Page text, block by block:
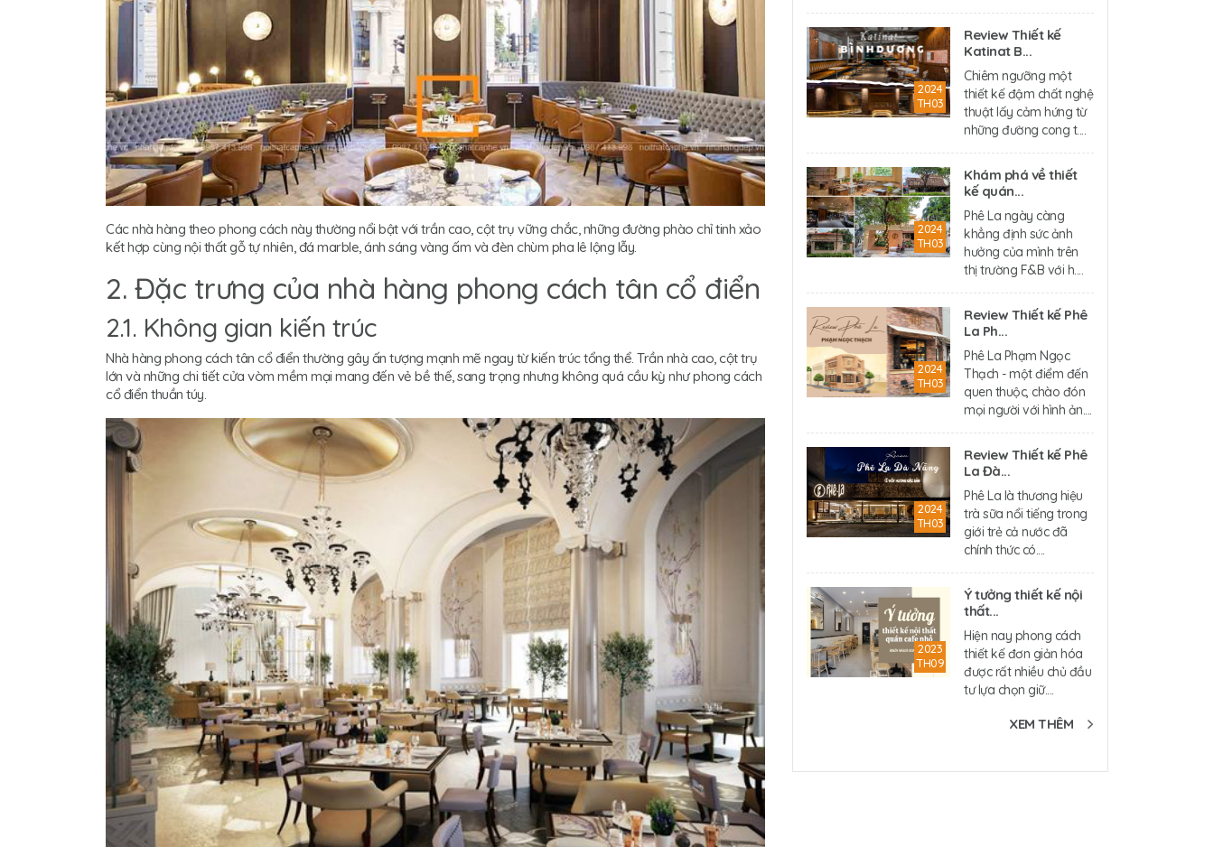
Các nhà hàng theo phong cách này thường nổi bật với trần cao, cột trụ vững chắc, những đường phào chỉ tinh xảo
kết hợp cùng nội thất gỗ tự nhiên, đá marble, ánh sáng vàng ấm và đèn chùm pha lê lộng lẫy.
2. Đặc trưng của nhà hàng phong cách tân cổ điển
2.1. Không gian kiến trúc
Nhà hàng phong cách tân cổ điển thường gây ấn tượng mạnh mẽ ngay từ kiến trúc tổng thể. Trần nhà cao, cột trụ
lớn và những chi tiết cửa vòm mềm mại mang đến vẻ bề thế, sang trọng nhưng không quá cầu kỳ như phong cách
cổ điển thuần túy.
2024
TH03
Review Thiết kế
Katinat B...
Chiêm ngưỡng một
thiết kế đậm chất nghệ
thuật lấy cảm hứng từ
những đường cong t....
2024
TH03
Khám phá về thiết
kế quán...
Phê La ngày càng
khẳng định sức ảnh
hưởng của mình trên
thị trường F&B với h....
2024
TH03
Review Thiết kế Phê
La Ph...
Phê La Phạm Ngọc
Thạch - một điểm đến
quen thuộc, chào đón
mọi người với hình ản....
2024
TH03
Review Thiết kế Phê
La Đà...
Phê La là thương hiệu
trà sữa nổi tiếng trong
giới trẻ cả nước đã
chính thức có....
2023
TH09
Ý tưởng thiết kế nội
thất...
Hiện nay phong cách
thiết kế đơn giản hóa
được rất nhiều chủ đầu
tư lựa chọn giữ....
XEM THÊM